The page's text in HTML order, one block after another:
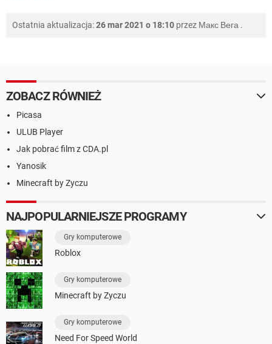
Ostatnia aktualizacja:26 mar 2021 o 18:10 przez Макс Вега .
ZOBACZ RÓWNIEŻ
Picasa
ULUB Player
Jak pobrać film z CDA.pl
Yanosik
Minecraft by Zyczu
NAJPOPULARNIEJSZE PROGRAMY
Gry komputerowe
Roblox
Gry komputerowe
Minecraft by Zyczu
Gry komputerowe
Need For Speed World